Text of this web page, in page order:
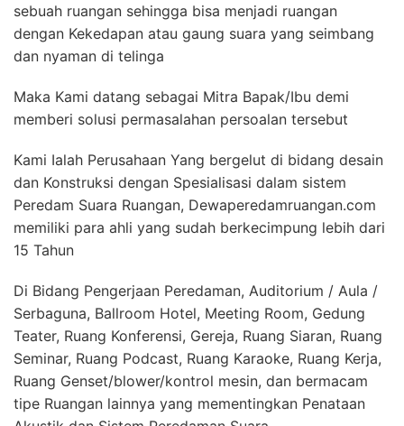
sebuah ruangan sehingga bisa menjadi ruangan
dengan Kekedapan atau gaung suara yang seimbang
dan nyaman di telinga
Maka Kami datang sebagai Mitra Bapak/Ibu demi
memberi solusi permasalahan persoalan tersebut
Kami Ialah Perusahaan Yang bergelut di bidang desain
dan Konstruksi dengan Spesialisasi dalam sistem
Peredam Suara Ruangan, Dewaperedamruangan.com
memiliki para ahli yang sudah berkecimpung lebih dari
15 Tahun
Di Bidang Pengerjaan Peredaman, Auditorium / Aula /
Serbaguna, Ballroom Hotel, Meeting Room, Gedung
Teater, Ruang Konferensi, Gereja, Ruang Siaran, Ruang
Seminar, Ruang Podcast, Ruang Karaoke, Ruang Kerja,
Ruang Genset/blower/kontrol mesin, dan bermacam
tipe Ruangan lainnya yang mementingkan Penataan